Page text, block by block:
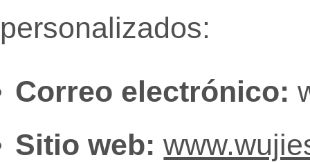
personalizados:
Correo electrónico:
Sitio web: